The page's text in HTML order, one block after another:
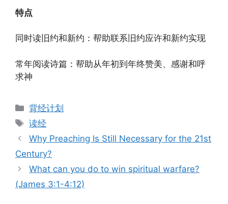
特点
同时读旧约和新约：帮助联系旧约应许和新约实现
常年阅读诗篇：帮助从年初到年终赞美、感谢和呼
求神
Categories
背经计划
Tags
读经
Why Preaching Is Still Necessary for the 21st
Century?
What can you do to win spiritual warfare?
(James 3:1-4:12)